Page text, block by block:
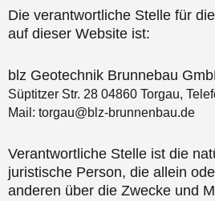
Die verantwortliche Stelle für
auf dieser Website ist:
blz Geotechnik Brunnebau
Süptitzer Str. 28 04860 Torgau,
Mail: torgau@blz-brunnenbau.de
Verantwortliche Stelle ist die
juristische Person, die allein
anderen über die Zwecke und